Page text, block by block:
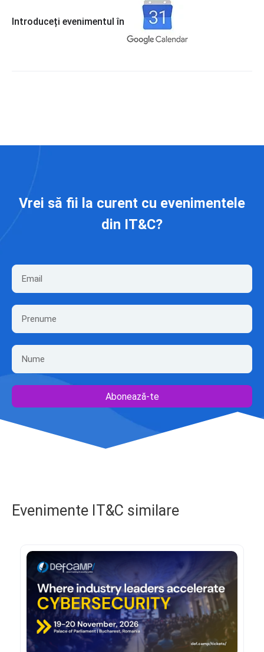
Introduceți evenimentul în
Vrei să fii la curent cu evenimentele
din IT&C?
Abonează-te
Evenimente IT&C similare